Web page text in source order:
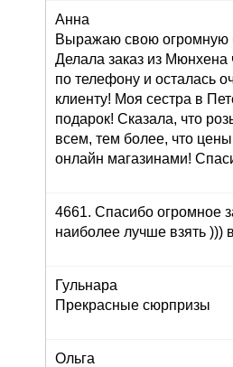
Анна
Выражаю свою огромную
Делала заказ из Мюнхена
по телефону и осталась
клиенту! Моя сестра в
подарок! Сказала, что
всем, тем более, что
онлайн магазинами!
4661. Спасибо огромное
наиболее лучше взять )))
Гульнара
Прекрасные сюрпризы
Ольга